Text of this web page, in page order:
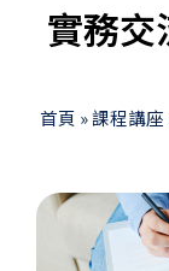
實務交
首頁 »課程講座